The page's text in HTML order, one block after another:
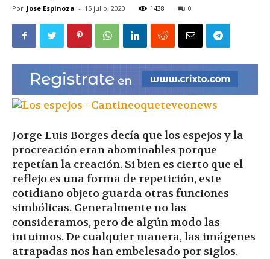
|
Ultima
Hora
|
Por Jose Espinoza - 15 julio, 2020 1438 0
Jorge Luis Borges decía que los espejos y la
procreación eran abominables porque
repetían la creación. Si bien es cierto que el
reflejo es una forma de repetición, este
cotidiano objeto guarda otras funciones
simbólicas. Generalmente no las
consideramos, pero de algún modo las
intuimos. De cualquier manera, las imágenes
atrapadas nos han embelesado por siglos.